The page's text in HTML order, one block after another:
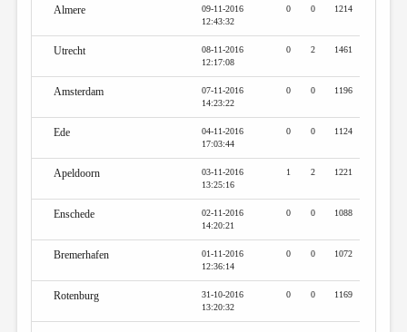
Almere
09-11-2016
12:43:32
0 0 1214
Utrecht
08-11-2016
12:17:08
0 2 1461
Amsterdam
07-11-2016
14:23:22
0 0 1196
Ede
04-11-2016
17:03:44
0 0 1124
Apeldoorn
03-11-2016
13:25:16
1 2 1221
Enschede
02-11-2016
14:20:21
0 0 1088
Bremerhafen
01-11-2016
12:36:14
0 0 1072
Rotenburg
31-10-2016
13:20:32
0 0 1169